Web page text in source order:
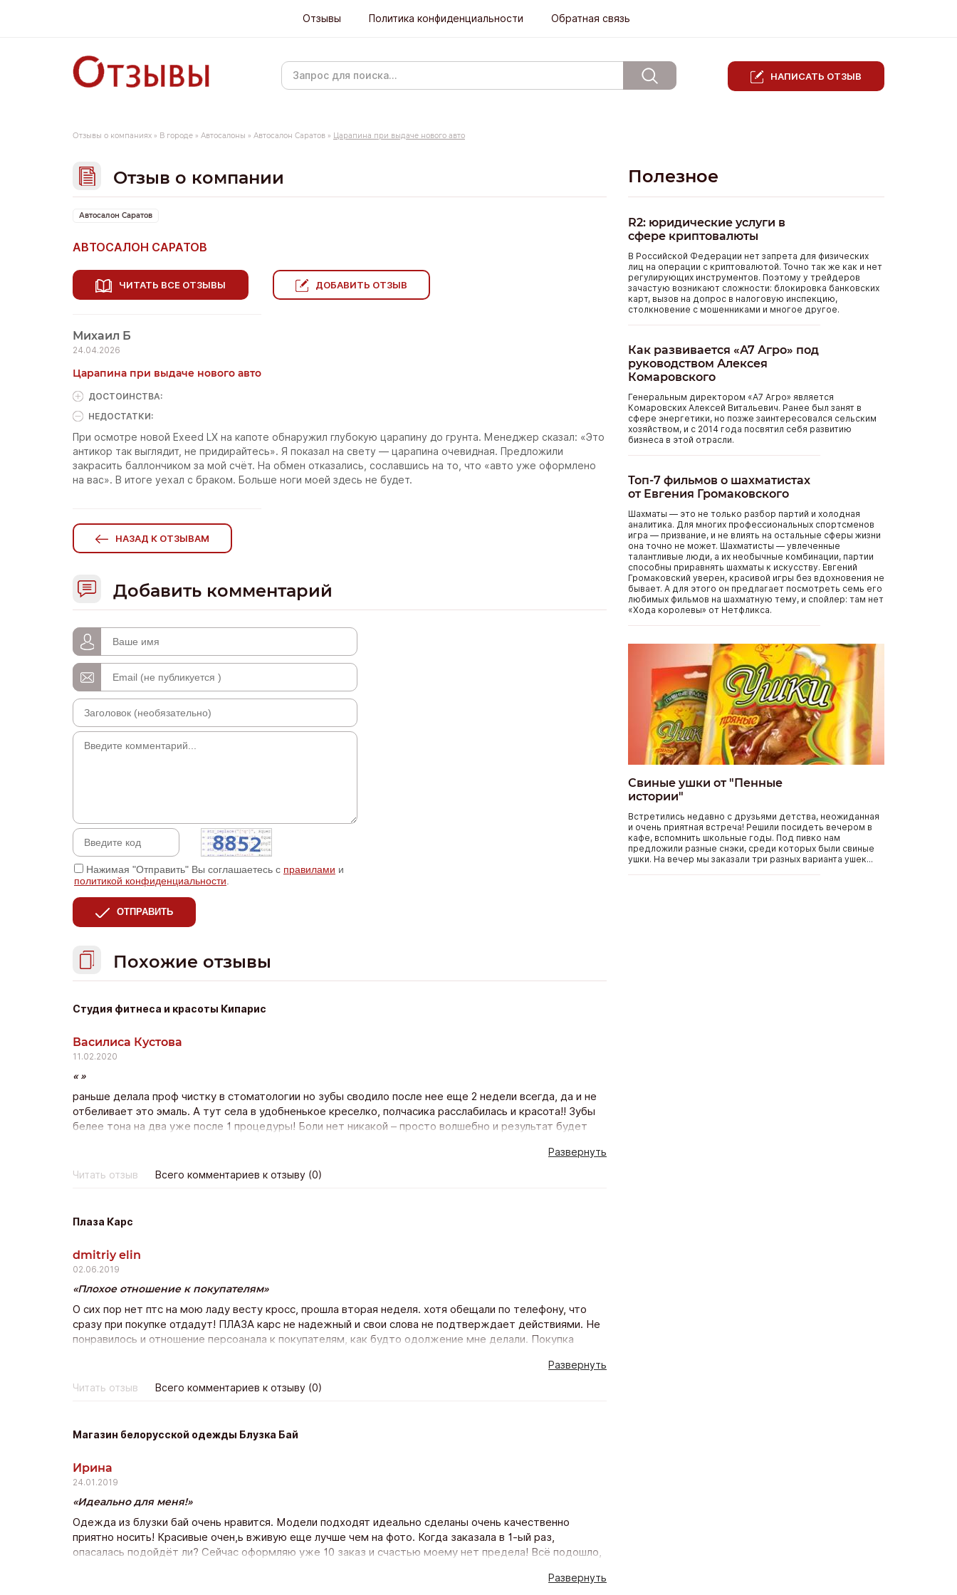
Отзывы Политика конфиденциальности Обратная связь
НАПИСАТЬ ОТЗЫВ
Отзывы о компаниях » В городе » Автосалоны » Автосалон Саратов » Царапина при выдаче нового авто
Отзыв о компании
Автосалон Саратов
АВТОСАЛОН САРАТОВ
ЧИТАТЬ ВСЕ ОТЗЫВЫ ДОБАВИТЬ ОТЗЫВ
Михаил Б
24.04.2026
Царапина при выдаче нового авто
ДОСТОИНCТВА:
НЕДОСТАТКИ:
При осмотре новой Exeed LX на капоте обнаружил глубокую царапину до грунта. Менеджер сказал: «Это
антикор так выглядит, не придирайтесь». Я показал на свету — царапина очевидная. Предложили
закрасить баллончиком за мой счёт. На обмен отказались, сославшись на то, что «авто уже оформлено
на вас». В итоге уехал с браком. Больше ноги моей здесь не будет.
НАЗАД К ОТЗЫВАМ
Добавить комментарий
Нажимая "Отправить" Вы соглашаетесь с правилами и
политикой конфиденциальности
ОТПРАВИТЬ
Похожие отзывы
Студия фитнеса и красоты Кипарис
Василиса Кустова
11.02.2020
раньше делала проф чистку в стоматологии но зубы сводило после нее еще 2 недели всегда, да и не
отбеливает это эмаль. А тут села в удобненькое креселко, полчасика расслабилась и красота!! Зубы
белее тона на два уже после 1 процедуры! Боли нет никакой – просто волшебно и результат будет
Развернуть
Читать отзыв
Всего комментариев к отзыву (0)
Плаза Карс
dmitriy elin
02.06.2019
Плохое отношение к покупателям
О сих пор нет птс на мою ладу весту кросс, прошла вторая неделя. хотя обещали по телефону, что
сразу при покупке отдадут! ПЛАЗА карс не надежный и свои слова не подтверждает действиями. Не
понравилось и отношение персоанала к покупателям, как будто одолжение мне делали. Покупка
Развернуть
Читать отзыв
Всего комментариев к отзыву (0)
Магазин белорусской одежды Блузка Бай
Ирина
24.01.2019
Идеально для меня!
Одежда из блузки бай очень нравится. Модели подходят идеально сделаны очень качественно
приятно носить! Красивые очен,ь вживую еще лучше чем на фото. Когда заказала в 1-ый раз,
опасалась подойдёт ли? Сейчас оформляю уже 10 заказ и счастью моему нет предела! Всё подошло,
Развернуть
Полезное
R2: юридические услуги в
сфере криптовалюты
В Российской Федерации нет запрета для физических
лиц на операции с криптовалютой. Точно так же как и нет
регулирующих инструментов. Поэтому у трейдеров
зачастую возникают сложности: блокировка банковских
карт, вызов на допрос в налоговую инспекцию,
столкновение с мошенниками и многое другое.
Как развивается «А7 Агро» под
руководством Алексея
Комаровского
Генеральным директором «А7 Агро» является
Комаровских Алексей Витальевич. Ранее был занят в
сфере энергетики, но позже заинтересовался сельским
хозяйством, и с 2014 года посвятил себя развитию
бизнеса в этой отрасли.
Топ-7 фильмов о шахматистах
от Евгения Громаковского
Шахматы — это не только разбор партий и холодная
аналитика. Для многих профессиональных спортсменов
игра — призвание, и не влиять на остальные сферы жизни
она точно не может. Шахматисты — увлеченные
талантливые люди, а их необычные комбинации, партии
способны приравнять шахматы к искусству. Евгений
Громаковский уверен, красивой игры без вдохновения не
бывает. А для этого он предлагает посмотреть семь его
любимых фильмов на шахматную тему, и спойлер: там нет
«Хода королевы» от Нетфликса.
Свиные ушки от "Пенные
истории"
Встретились недавно с друзьями детства, неожиданная
и очень приятная встреча! Решили посидеть вечером в
кафе, вспомнить школьные годы. Под пивко нам
предложили разные снэки, среди которых были свиные
ушки. На вечер мы заказали три разных варианта ушек...